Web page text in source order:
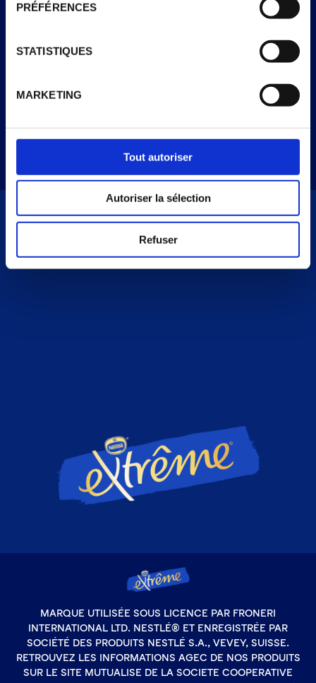
PRÉFÉRENCES
STATISTIQUES
MARKETING
Tout autoriser
Autoriser la sélection
Refuser
VOIR PLUS
MARQUE UTILISÉE SOUS LICENCE PAR FRONERI
INTERNATIONAL LTD. NESTLÉ® ET ENREGISTRÉE PAR
SOCIÉTÉ DES PRODUITS NESTLÉ S.A., VEVEY, SUISSE.
RETROUVEZ LES INFORMATIONS AGEC DE NOS PRODUITS
SUR LE SITE MUTUALISE DE LA SOCIETE COOPERATIVE